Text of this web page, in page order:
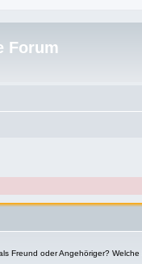
Forum
Freund oder Angehöriger?